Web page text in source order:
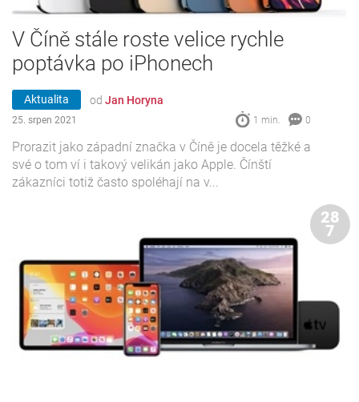
V Číně stále roste velice rychle
poptávka po iPhonech
Aktualita od Jan Horyna
25. srpen 2021 1 min. 0
Prorazit jako západní značka v Číně je docela těžké a
své o tom ví i takový velikán jako Apple. Čínští
zákazníci totiž často spoléhají na v...
28
7